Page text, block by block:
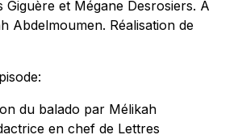
Giguère et Mégane Desrosiers. À
Abdelmoumen. Réalisation de
du balado par Mélikah
en chef de Lettres